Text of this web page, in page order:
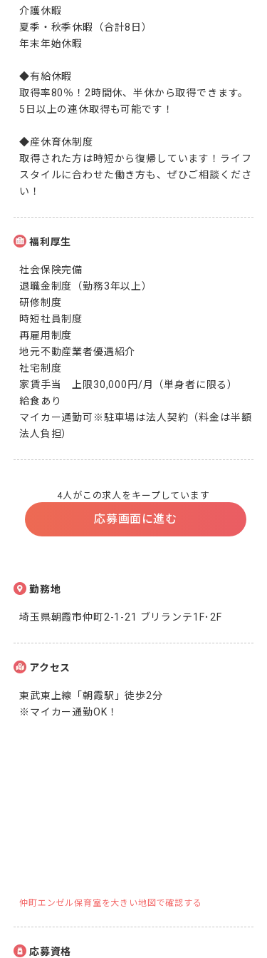
介護休暇
夏季・秋季休暇（合計8日）
年末年始休暇
◆有給休暇
取得率80％！2時間休、半休から取得できます。
5日以上の連休取得も可能です！
◆産休育休制度
取得された方は時短から復帰しています！ライフ
スタイルに合わせた働き方も、ぜひご相談くださ
い！
福利厚生
社会保険完備
退職金制度（勤務3年以上）
研修制度
時短社員制度
再雇用制度
地元不動産業者優遇紹介
社宅制度
家賃手当　上限30,000円/月（単身者に限る）
給食あり
マイカー通勤可※駐車場は法人契約（料金は半額
法人負担）
4人がこの求人をキープしています
応募画面に進む
勤務地
埼玉県朝霞市仲町2-1-21 ブリランテ1F･2F
アクセス
東武東上線「朝霞駅」徒歩2分
※マイカー通勤OK！
仲町エンゼル保育室を大きい地図で確認する
応募資格